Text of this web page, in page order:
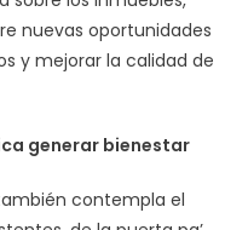
nuevas oportunidades
y mejorar la calidad de
generar bienestar
contempla el